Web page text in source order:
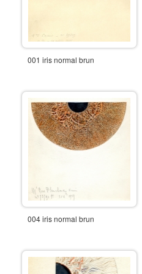
001 iris normal brun
004 iris normal brun